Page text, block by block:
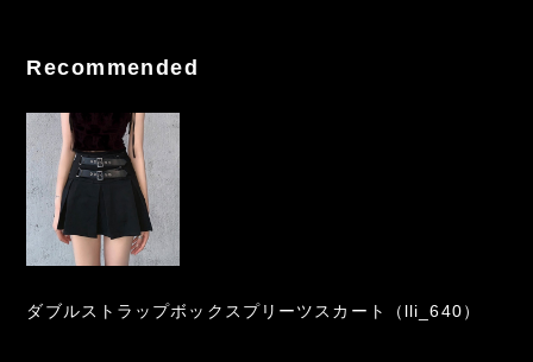
Recommended
ダブルストラップボックスプリーツスカート（lli_640）